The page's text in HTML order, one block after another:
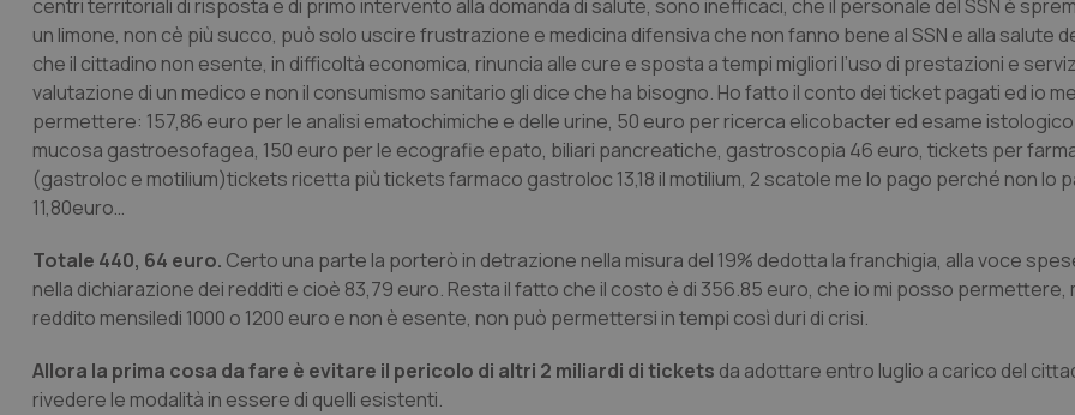
centri territoriali di risposta e di primo intervento alla domanda di salute, sono inefficaci, che il personale del SSN è
un limone, non cè più succo, può solo uscire frustrazione e medicina difensiva che non fanno bene al SSN e alla salute
che il cittadino non esente, in difficoltà economica, rinuncia alle cure e sposta a tempi migliori l’uso di prestazioni e
valutazione di un medico e non il consumismo sanitario gli dice che ha bisogno. Ho fatto il conto dei ticket pagati ed io
permettere: 157,86 euro per le analisi ematochimiche e delle urine, 50 euro per ricerca elicobacter ed esame
mucosa gastroesofagea, 150 euro per le ecografie epato, biliari pancreatiche, gastroscopia 46 euro, tickets per
(gastroloc e motilium)tickets ricetta più tickets farmaco gastroloc 13,18 il motilium, 2 scatole me lo pago perché non lo
11,80euro…
Totale 440, 64 euro. Certo una parte la porterò in detrazione nella misura del 19% dedotta la franchigia, alla voce
nella dichiarazione dei redditi e cioè 83,79 euro. Resta il fatto che il costo è di 356.85 euro, che io mi posso permettere,
reddito mensiledi 1000 o 1200 euro e non è esente, non può permettersi in tempi così duri di crisi.
Allora la prima cosa da fare è evitare il pericolo di altri 2 miliardi di tickets da adottare entro luglio a carico del
rivedere le modalità in essere di quelli esistenti.
Necessari Statistici Marketing
I cookie necessari contribuiscono a rendere fruibile il sito web abilitandone funzionalità di base quali la
e l'accesso alle aree protette del sito. Il sito web non è in grado di funzionare correttamente senza questi
Dominio
VISITOR_PRIVACY_METADATA
YouTube
.youtube.com
5 mesi 4
settimane
Questo cookie viene utilizzato
scelte di consenso e privacy
preferenze siano onorate nelle
CookieScriptConsent
CookieScript
www.quotidianosanita.it
5 mesi 3
Questo cookie viene utilizzato
Script.com per ricordare le
tracking-sites-ironfish-
tracking-enable